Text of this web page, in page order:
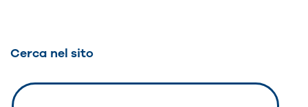
Cerca nel sito